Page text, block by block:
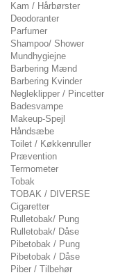
Kam / Hårbørster
Deodoranter
Parfumer
Shampoo/ Shower
Mundhygiejne
Barbering Mænd
Barbering Kvinder
Negleklipper / Pincetter
Badesvampe
Makeup-Spejl
Håndsæbe
Toilet / Køkkenruller
Prævention
Termometer
Tobak
TOBAK / DIVERSE
Cigaretter
Rulletobak/ Pung
Rulletobak/ Dåse
Pibetobak / Pung
Pibetobak / Dåse
Piber / Tilbehør